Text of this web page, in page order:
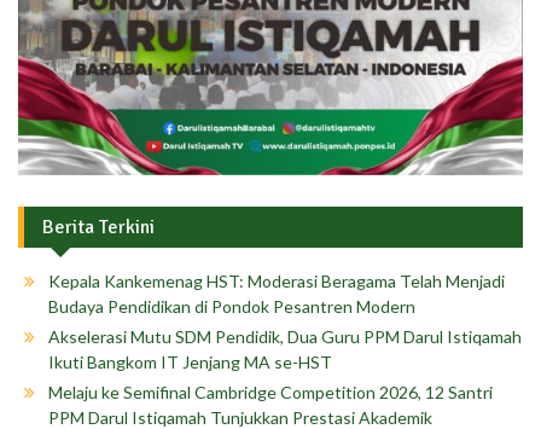
Berita Terkini
Kepala Kankemenag HST: Moderasi Beragama Telah Menjadi
Budaya Pendidikan di Pondok Pesantren Modern
Akselerasi Mutu SDM Pendidik, Dua Guru PPM Darul Istiqamah
Ikuti Bangkom IT Jenjang MA se-HST
Melaju ke Semifinal Cambridge Competition 2026, 12 Santri
PPM Darul Istiqamah Tunjukkan Prestasi Akademik